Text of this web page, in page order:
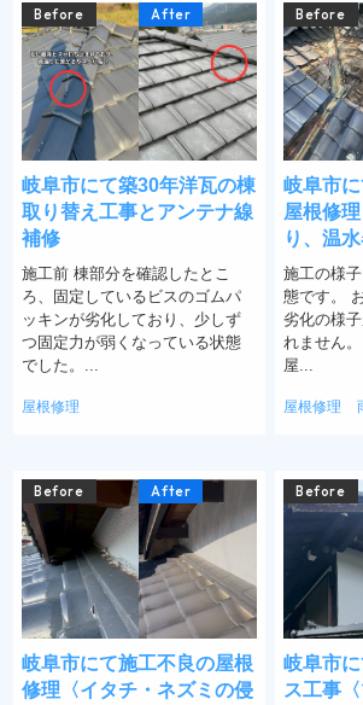
Before After
岐阜市にて築30年洋瓦の棟
取り替え工事とアンテナ線
補修
施工前 棟部分を確認したとこ
ろ、固定しているビスのゴムパ
ッキンが劣化しており、少しず
つ固定力が弱くなっている状態
でした。...
屋根修理
Before
岐阜市
屋根修
り、温
施工の様
態です。
劣化の様
れません
屋...
屋根修理
Before After
岐阜市にて施工不良の屋根
修理〈イタチ・ネズミの侵
Before
岐阜市
ス工事